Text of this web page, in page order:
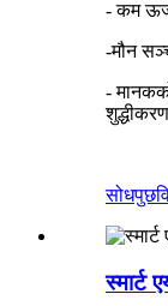
- कम
-मौन
-
सोधपुछ
स्मार्ट